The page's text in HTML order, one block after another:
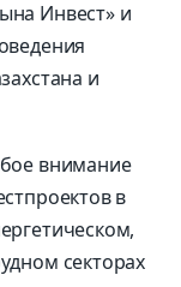
Инвест» и
и
внимание
в
секторах